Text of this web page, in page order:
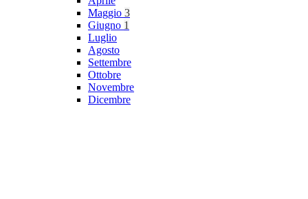
Maggio 3
Giugno 1
Luglio
Agosto
Settembre
Ottobre
Novembre
Dicembre